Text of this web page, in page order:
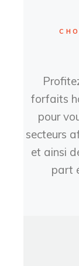
forfaits
pour
secteurs
et ainsi
part